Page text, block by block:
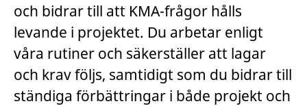
och bidrar till att KMA-frågor hålls
levande i projektet. Du arbetar enligt
våra rutiner och säkerställer att lagar
och krav följs, samtidigt som du bidrar till
ständiga förbättringar i både projekt och